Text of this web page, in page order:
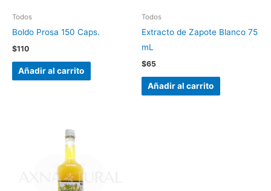
Todos
Boldo Prosa 150 Caps.
$110
Añadir al carrito
Todos
Extracto de Zapote Blanco 75
mL
$65
Añadir al carrito